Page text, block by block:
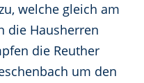
welche gleich am
die Hausherren
die Reuther
um den